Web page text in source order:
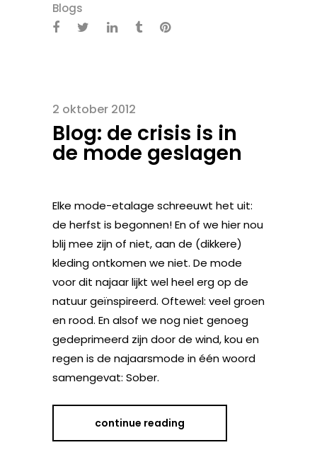
Blogs
2 oktober 2012
Blog: de crisis is in
de mode geslagen
Elke mode-etalage schreeuwt het uit:
de herfst is begonnen! En of we hier nou
blij mee zijn of niet, aan de (dikkere)
kleding ontkomen we niet. De mode
voor dit najaar lijkt wel heel erg op de
natuur geïnspireerd. Oftewel: veel groen
en rood. En alsof we nog niet genoeg
gedeprimeerd zijn door de wind, kou en
regen is de najaarsmode in één woord
samengevat: Sober.
continue reading